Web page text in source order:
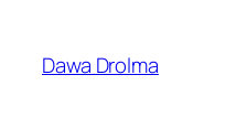
Dawa Drolma